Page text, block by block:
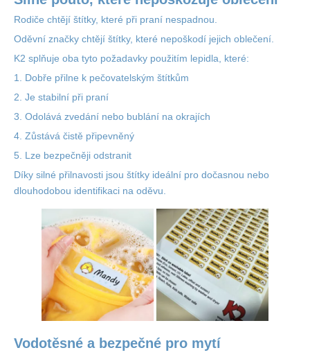
Rodiče chtějí štítky, které při praní nespadnou.
Oděvní značky chtějí štítky, které nepoškodí jejich oblečení.
K2 splňuje oba tyto požadavky použitím lepidla, které:
1. Dobře přilne k pečovatelským štítkům
2. Je stabilní při praní
3. Odolává zvedání nebo bublání na okrajích
4. Zůstává čistě připevněný
5. Lze bezpečněji odstranit
Díky silné přilnavosti jsou štítky ideální pro dočasnou nebo
dlouhodobou identifikaci na oděvu.
Vodotěsné a bezpečné pro mytí